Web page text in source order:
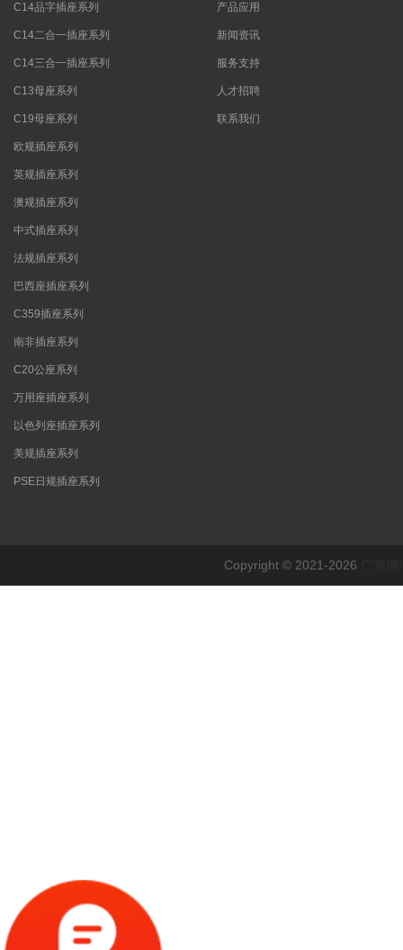
C14品字插座系列
C14二合一插座系列
C14三合一插座系列
C13母座系列
C19母座系列
欧规插座系列
英规插座系列
澳规插座系列
中式插座系列
法规插座系列
巴西座插座系列
C359插座系列
南非插座系列
C20公座系列
万用座插座系列
以色列座插座系列
美规插座系列
PSE日规插座系列
产品应用
新闻资讯
服务支持
人才招聘
联系我们
Copyright © 2021-2026